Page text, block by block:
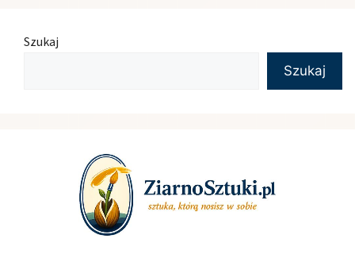
Szukaj
Szukaj